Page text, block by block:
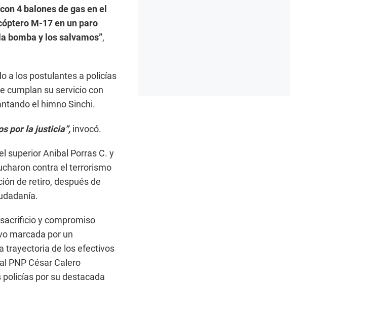
4 balones de gas en el
M-17 en un paro
bomba y los salvamos”,
a los postulantes a policías
cumplan su servicio con
el himno Sinchi.
por la justicia”, invocó.
superior Anibal Porras C. y
contra el terrorismo
de retiro, después de
y compromiso
marcada por un
trayectoria de los efectivos
PNP César Calero
por su destacada